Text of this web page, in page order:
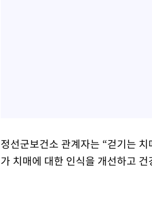
정선군보건소 관계자는 “걷기는
가 치매에 대한 인식을 개선하고